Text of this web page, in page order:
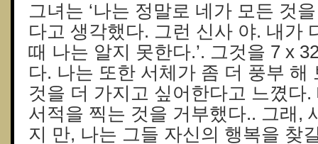
그녀는 ‘나는 정말로 네가 모든 것
다고 생각했다. 그런 신사 야. 내가
때 나는 알지 못한다.’. 그것을 7 x
다. 나는 또한 서체가 좀 더 풍부 해
것을 더 가지고 싶어한다고 느꼈다
서적을 찍는 것을 거부했다.. 그래,
지 만, 나는 그들 자신의 행복을 찾